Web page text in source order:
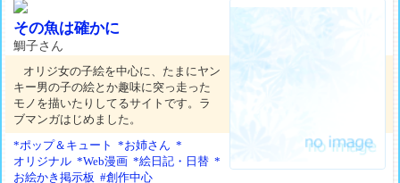
その魚は確かに
鯛子さん
オリジ女の子絵を中心に、たまにヤン
キー男の子の絵とか趣味に突っ走った
モノを描いたりしてるサイトです。ラ
ブマンガはじめました。
*ポップ＆キュート
*お姉さん *
オリジナル *Web漫画 *絵日記・日替 *
お絵かき掲示板 #創作中心